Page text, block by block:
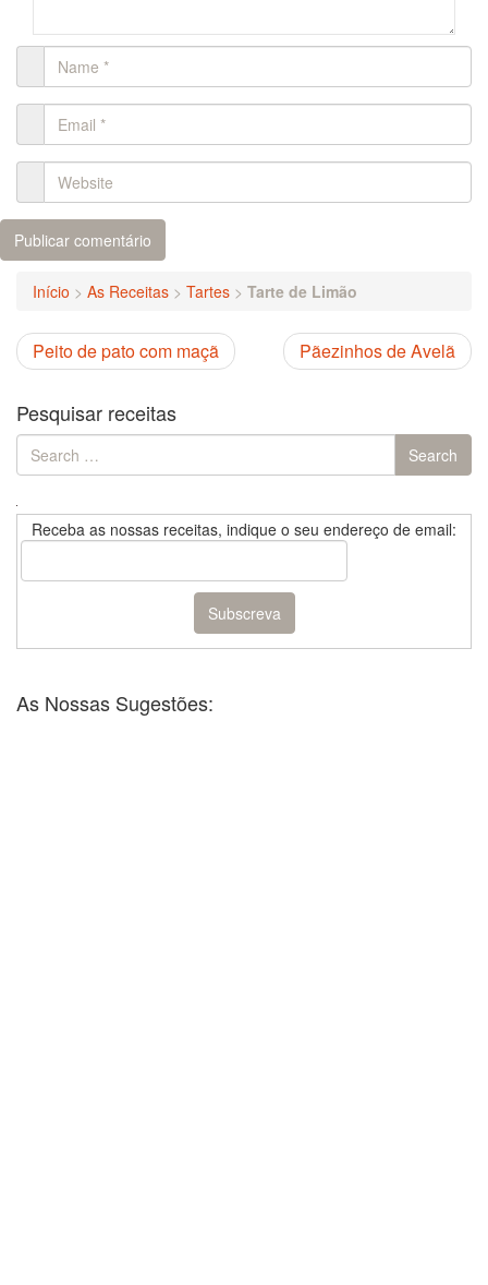
Início > As Receitas > Tartes > Tarte de Limão
Pãezinhos de Avelã
Peito de pato com maçã
Pesquisar receitas
Search
for:
Search
Receba as nossas receitas, indique o seu endereço de email:
As Nossas Sugestões: